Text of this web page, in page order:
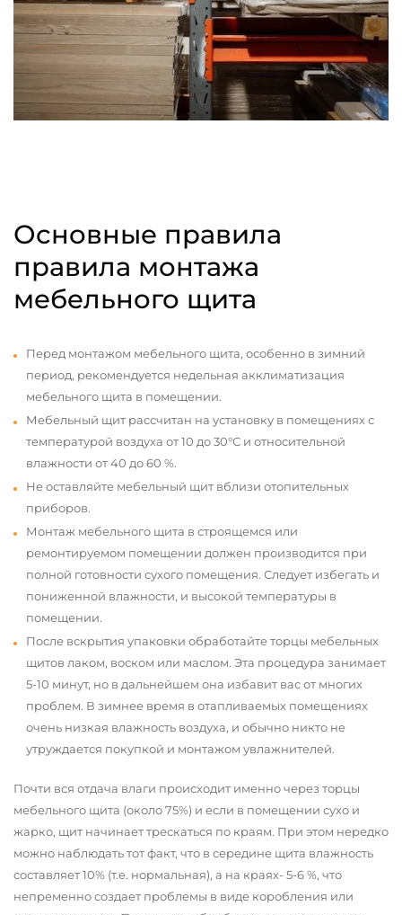
Основные правила
правила монтажа
мебельного щита
Перед монтажом мебельного щита, особенно в зимний
период, рекомендуется недельная акклиматизация
мебельного щита в помещении.
Мебельный щит рассчитан на установку в помещениях с
температурой воздуха от 10 до 30°С и относительной
влажности от 40 до 60 %.
Не оставляйте мебельный щит вблизи отопительных
приборов.
Монтаж мебельного щита в строящемся или
ремонтируемом помещении должен производится при
полной готовности сухого помещения. Следует избегать и
пониженной влажности, и высокой температуры в
помещении.
После вскрытия упаковки обработайте торцы мебельных
щитов лаком, воском или маслом. Эта процедура занимает
5-10 минут, но в дальнейшем она избавит вас от многих
проблем. В зимнее время в отапливаемых помещениях
очень низкая влажность воздуха, и обычно никто не
утруждается покупкой и монтажом увлажнителей.
Почти вся отдача влаги происходит именно через торцы
мебельного щита (около 75%) и если в помещении сухо и
жарко, щит начинает трескаться по краям. При этом нередко
можно наблюдать тот факт, что в середине щита влажность
составляет 10% (т.е. нормальная), а на краях- 5-6 %, что
непременно создает проблемы в виде коробления или